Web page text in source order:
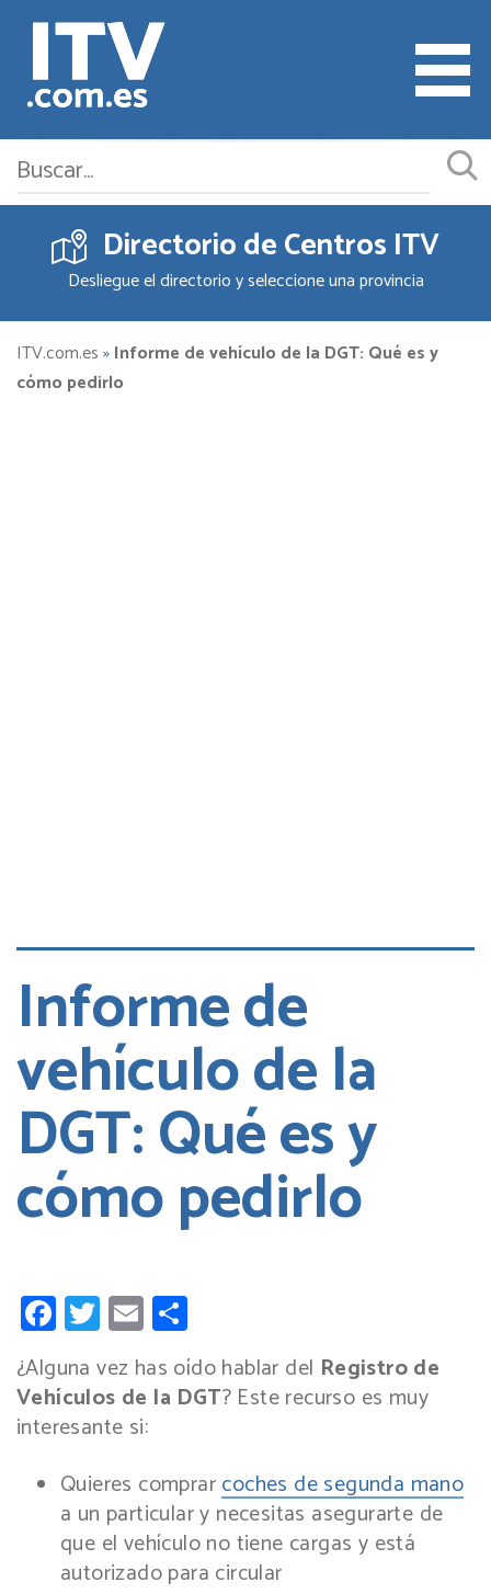
Cita ITV
Cambiar o Anular Cita
Empresas ITV
Documentación
Directorio de Centros ITV
Desliegue el directorio y seleccione una provincia
ITV.com.es»Informe de vehículo de la DGT: Qué es y
cómo pedirlo
Informe de
vehículo de la
DGT: Qué es y
cómo pedirlo
Facebook
Twitter
Email
¿Alguna vez has oído hablar del Registro de
Vehículos de la DGT? Este recurso es muy
interesante si:
Quieres comprarcoches de segunda mano
a un particular y necesitas asegurarte de
que el vehículo no tiene cargas y está
autorizado para circular